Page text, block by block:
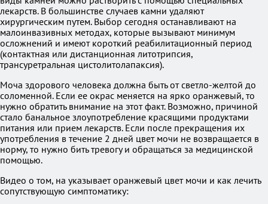
лекарств. В большинстве случаев камни удаляют
хирургическим путем. Выбор сегодня останавливают на
малоинвазивных методах, которые вызывают минимум
осложнений и имеют короткий реабилитационный период
(контактная или дистанционная литотрипсия,
трансуретральная цистолитолапаксия).
Моча здорового человека должна быть от светло-желтой до
соломенной. Если ее окрас меняется на ярко оранжевый, то
нужно обратить внимание на этот факт. Возможно, причиной
стало банальное злоупотребление красящими продуктами
питания или прием лекарств. Если после прекращения их
употребления в течение 2 дней цвет мочи не возвращается в
норму, то нужно бить тревогу и обращаться за медицинской
помощью.
Видео о том, на указывает оранжевый цвет мочи и как лечить
сопутствующую симптоматику: